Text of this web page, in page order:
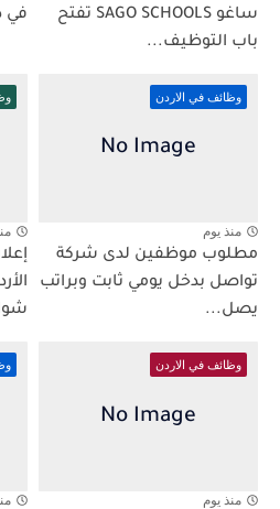
ساغو SAGO SCHOOLS تفتح
باب التوظيف...
في
وظائف في الاردن
منذ يوم
مطلوب موظفين لدى شركة
تواصل بدخل يومي ثابت وبراتب
يصل...
وظائف في الاردن
منذ يوم